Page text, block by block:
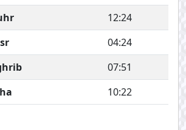
12:24
04:24
07:51
10:22